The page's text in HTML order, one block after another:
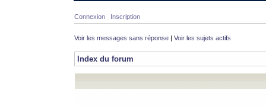
Connexion Inscription
Voir les messages sans réponse | Voir les sujets actifs
Index du forum